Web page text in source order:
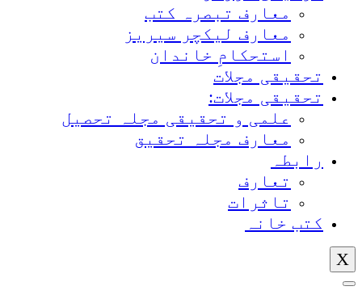
معارف تبصرہ کتب
معارف لیکچر سیریز
استحکامِ خاندان
تحقیقی مجلات
تحقیقی مجلات:
علمی و تحقیقی مجلہ تحصیل
معارف مجلہ تحقیق
رابطہ
تعارف
تاثرات
کتب خانہ
X